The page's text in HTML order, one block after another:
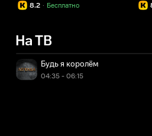
8.2 Бесплатно
·
На ТВ
Будь я королём
04:35 - 06:15